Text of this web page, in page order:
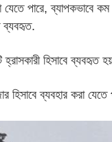
পারে, ব্যাপকভাবে
ব্যবহৃত.
হিসাবে ব্যবহৃত
ব্যবহার করা যেতে